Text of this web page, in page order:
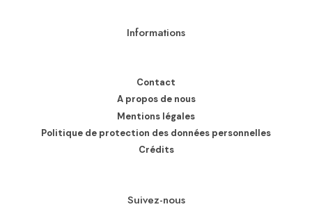
Informations
Contact
A propos de nous
Mentions légales
Politique de protection des données personnelles
Crédits
Suivez-nous